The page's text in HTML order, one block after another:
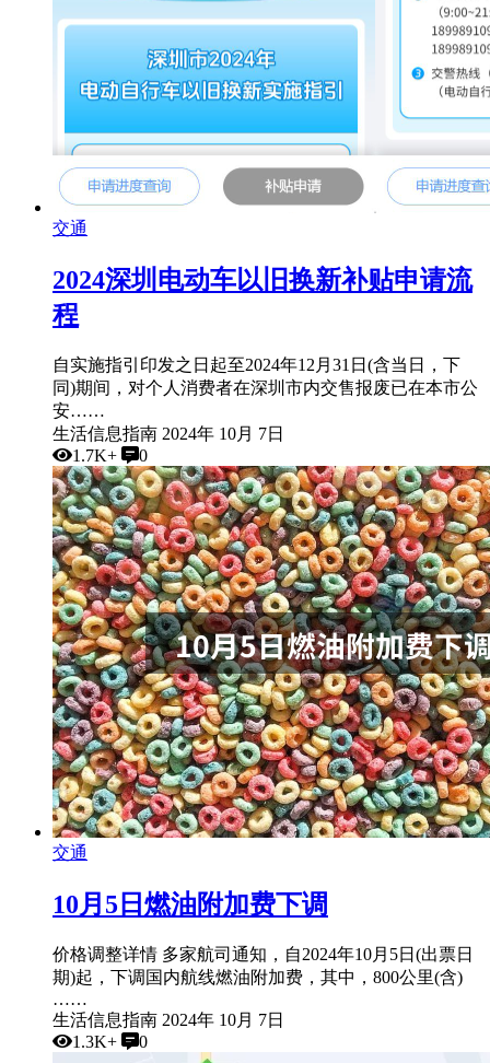
交通
2024深圳电动车以旧换新补贴申请流
程
自实施指引印发之日起至2024年12月31日(含当日，下
同)期间，对个人消费者在深圳市内交售报废已在本市公
安……
生活信息指南 2024年 10月 7日
1.7K+
0
交通
10月5日燃油附加费下调
价格调整详情 多家航司通知，自2024年10月5日(出票日
期)起，下调国内航线燃油附加费，其中，800公里(含)
……
生活信息指南 2024年 10月 7日
1.3K+
0